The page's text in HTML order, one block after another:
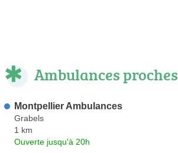
Ambulances proches
Montpellier Ambulances
Grabels
1 km
Ouverte jusqu'à 20h